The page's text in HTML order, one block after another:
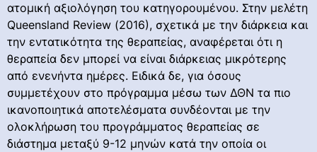
ατομική αξιολόγηση του κατηγορουμένου. Στην μελέτη
Queensland Review (2016), σχετικά με την διάρκεια και
την εντατικότητα της θεραπείας, αναφέρεται ότι η
θεραπεία δεν μπορεί να είναι διάρκειας μικρότερης
από ενενήντα ημέρες. Ειδικά δε, για όσους
συμμετέχουν στο πρόγραμμα μέσω των ΔΘΝ τα πιο
ικανοποιητικά αποτελέσματα συνδέονται με την
ολοκλήρωση του προγράμματος θεραπείας σε
διάστημα μεταξύ 9-12 μηνών κατά την οποία οι